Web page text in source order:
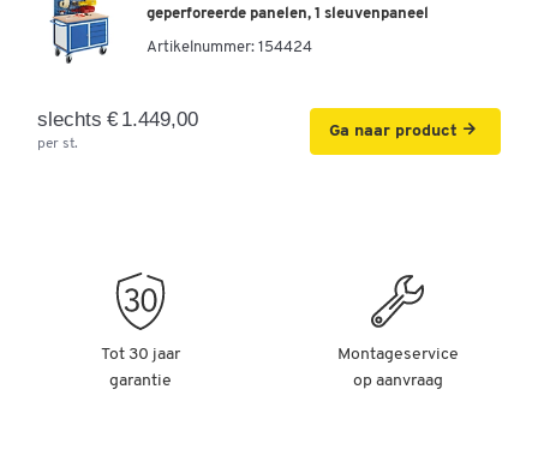
geperforeerde panelen, 1 sleuvenpaneel
Artikelnummer: 154424
slechts € 1.449,00
per st.
Ga naar product
Tot 30 jaar
garantie
Montageservice
op aanvraag